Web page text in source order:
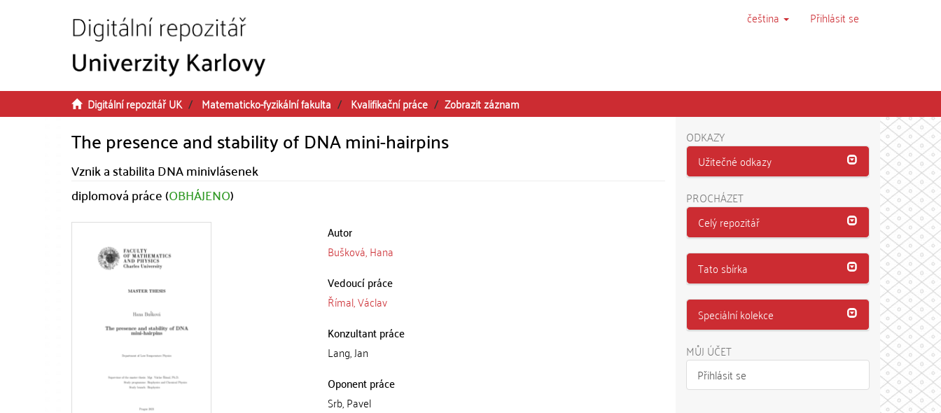
čeština Přihlásit se
Digitální repozitář UK Matematicko-fyzikální fakulta Kvalifikační práce Zobrazit záznam
The presence and stability of DNA mini-hairpins
Vznik a stabilita DNA minivlásenek
diplomová práce (OBHÁJENO)
Autor
Bušková, Hana
Vedoucí práce
Římal, Václav
Konzultant práce
Lang, Jan
Oponent práce
Srb, Pavel
ODKAZY
Užitečné odkazy
PROCHÁZET
Celý repozitář
Tato sbírka
Speciální kolekce
MŮJ ÚČET
Přihlásit se